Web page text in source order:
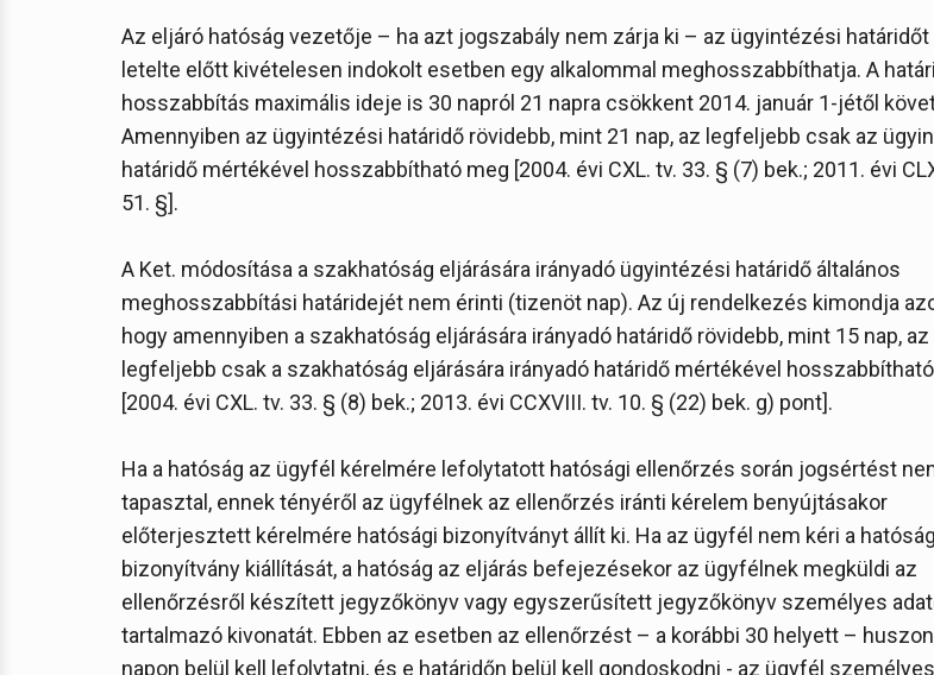
Az eljáró hatóság vezetője – ha azt jogszabály nem zárja ki – az ügyintézési határidőt
letelte előtt kivételesen indokolt esetben egy alkalommal meghosszabbíthatja. A
hosszabbítás maximális ideje is 30 napról 21 napra csökkent 2014. január 1-jétől
Amennyiben az ügyintézési határidő rövidebb, mint 21 nap, az legfeljebb csak az
határidő mértékével hosszabbítható meg [2004. évi CXL. tv. 33. § (7) bek.; 2011. évi
51. §].
A Ket. módosítása a szakhatóság eljárására irányadó ügyintézési határidő általános
meghosszabbítási határidejét nem érinti (tizenöt nap). Az új rendelkezés kimondja
hogy amennyiben a szakhatóság eljárására irányadó határidő rövidebb, mint 15 nap, az
legfeljebb csak a szakhatóság eljárására irányadó határidő mértékével
[2004. évi CXL. tv. 33. § (8) bek.; 2013. évi CCXVIII. tv. 10. § (22) bek. g) pont].
Ha a hatóság az ügyfél kérelmére lefolytatott hatósági ellenőrzés során jogsértést
tapasztal, ennek tényéről az ügyfélnek az ellenőrzés iránti kérelem benyújtásakor
előterjesztett kérelmére hatósági bizonyítványt állít ki. Ha az ügyfél nem kéri a
bizonyítvány kiállítását, a hatóság az eljárás befejezésekor az ügyfélnek megküldi az
ellenőrzésről készített jegyzőkönyv vagy egyszerűsített jegyzőkönyv személyes
tartalmazó kivonatát. Ebben az esetben az ellenőrzést – a korábbi 30 helyett –
napon belül kell lefolytatni, és e határidőn belül kell gondoskodni - az ügyfél